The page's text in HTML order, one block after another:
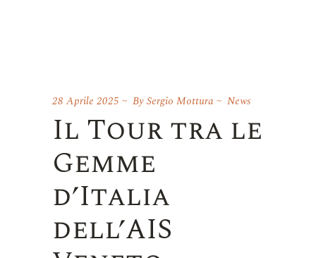
28 Aprile 2025 BySergio Mottura News
Il Tour tra le
Gemme
d’Italia
dell’AIS